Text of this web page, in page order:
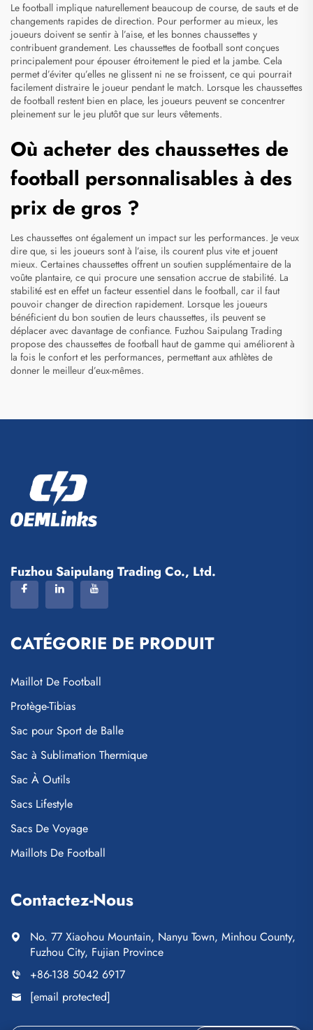
Le football implique naturellement beaucoup de course, de sauts et de
changements rapides de direction. Pour performer au mieux, les
joueurs doivent se sentir à l’aise, et les bonnes chaussettes y
contribuent grandement. Les chaussettes de football sont conçues
principalement pour épouser étroitement le pied et la jambe. Cela
permet d’éviter qu’elles ne glissent ni ne se froissent, ce qui pourrait
facilement distraire le joueur pendant le match. Lorsque les chaussettes
de football restent bien en place, les joueurs peuvent se concentrer
pleinement sur le jeu plutôt que sur leurs vêtements.
Où acheter des chaussettes de
football personnalisables à des
prix de gros ?
Les chaussettes ont également un impact sur les performances. Je veux
dire que, si les joueurs sont à l’aise, ils courent plus vite et jouent
mieux. Certaines chaussettes offrent un soutien supplémentaire de la
voûte plantaire, ce qui procure une sensation accrue de stabilité. La
stabilité est en effet un facteur essentiel dans le football, car il faut
pouvoir changer de direction rapidement. Lorsque les joueurs
bénéficient du bon soutien de leurs chaussettes, ils peuvent se
déplacer avec davantage de confiance. Fuzhou Saipulang Trading
propose des chaussettes de football haut de gamme qui améliorent à
la fois le confort et les performances, permettant aux athlètes de
donner le meilleur d’eux-mêmes.
Fuzhou Saipulang Trading Co., Ltd.
CATÉGORIE DE PRODUIT
Maillot De Football
Protège-Tibias
Sac pour Sport de Balle
Sac à Sublimation Thermique
Sac À Outils
Sacs Lifestyle
Sacs De Voyage
Maillots De Football
Contactez-Nous
No. 77 Xiaohou Mountain, Nanyu Town, Minhou County,
Fuzhou City, Fujian Province
+86-138 5042 6917
[email protected]